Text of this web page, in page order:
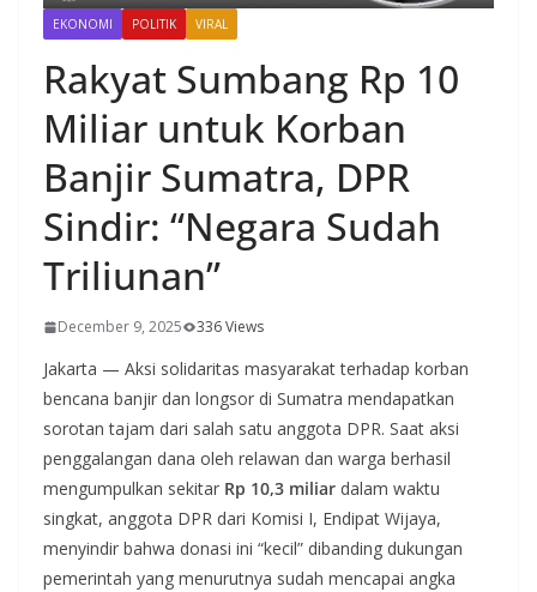
EKONOMI POLITIK VIRAL
Rakyat Sumbang Rp 10
Miliar untuk Korban
Banjir Sumatra, DPR
Sindir: “Negara Sudah
Triliunan”
December 9, 2025 336 Views
Jakarta — Aksi solidaritas masyarakat terhadap korban
bencana banjir dan longsor di Sumatra mendapatkan
sorotan tajam dari salah satu anggota DPR. Saat aksi
penggalangan dana oleh relawan dan warga berhasil
mengumpulkan sekitar Rp 10,3 miliar dalam waktu
singkat, anggota DPR dari Komisi I, Endipat Wijaya,
menyindir bahwa donasi ini “kecil” dibanding dukungan
pemerintah yang menurutnya sudah mencapai angka